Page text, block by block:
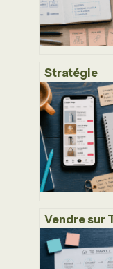
inutiles
Stratégie
éditoriale
piliers pour
trafic en
Vendre sur
Shop : 5% de
étapes pour